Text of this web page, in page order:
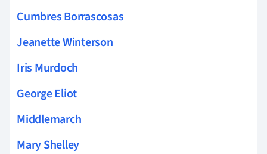
Cumbres Borrascosas
Jeanette Winterson
Iris Murdoch
George Eliot
Middlemarch
Mary Shelley